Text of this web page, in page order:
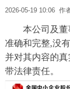
2026-05-19 10:06 作
本公司及董
准确和完整,没
并对其内容的
带法律责任。